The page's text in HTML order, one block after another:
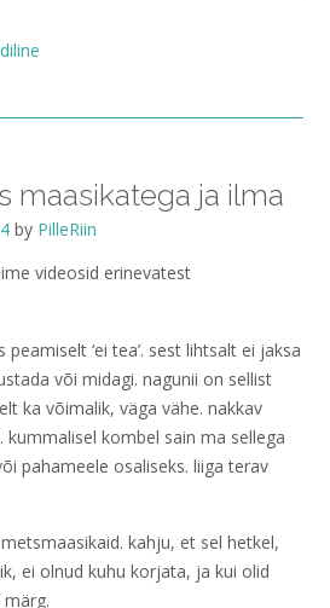
maasikatega ja ilma
by PilleRiin
videosid erinevatest
‘ei tea’. sest lihtsalt ei jaksa
või midagi. nagunii on sellist
ka võimalik, väga vähe. nakkav
kummalisel kombel sain ma sellega
pahameele osaliseks. liiga terav
kahju, et sel hetkel,
ei olnud kuhu korjata, ja kui olid